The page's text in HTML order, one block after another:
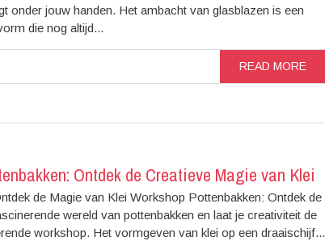
onder jouw handen. Het ambacht van glasblazen is een
die nog altijd...
READ MORE
Ontdek de Creatieve Magie van Klei
de Magie van Klei Workshop Pottenbakken: Ontdek de
wereld van pottenbakken en laat je creativiteit de
workshop. Het vormgeven van klei op een draaischijf...